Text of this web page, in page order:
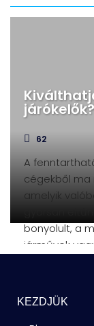
járókelők?
62
A
cégekből ma
amelyik
bonyolult, a
járművek
KEZDJÜK